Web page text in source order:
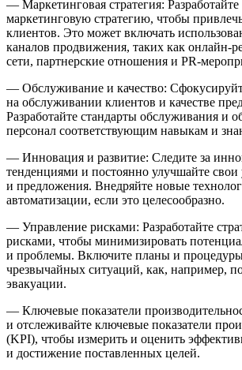
— Маркетинговая стратегия:
маркетинговую стратегию, чтобы
клиентов. Это может включать
каналов продвижения, таких как онлайн-
сети, партнерские отношения и PR-
— Обслуживание и качество:
на обслуживании клиентов и качестве
Разработайте стандарты обслуживания и
персонал соответствующим навыкам и
— Инновация и развитие: Следите за
тенденциями и постоянно улучшайте свои
и предложения. Внедряйте новые
автоматизации, если это целесообразно.
— Управление рисками: Разработайте
рисками, чтобы минимизировать
и проблемы. Включите планы и процедуры
чрезвычайных ситуаций, как, например,
эвакуации.
— Ключевые показатели
и отслеживайте ключевые показатели
(KPI), чтобы измерить и оценить
и достижение поставленных целей.